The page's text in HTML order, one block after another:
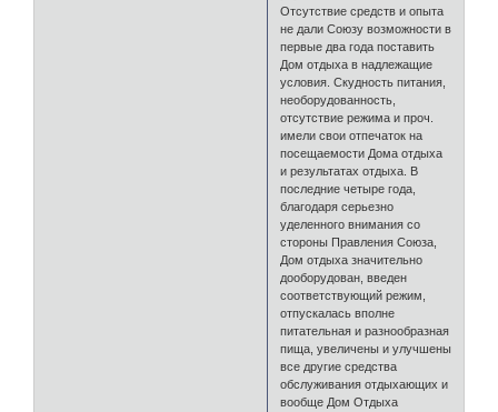
Отсутствие средств и опыта
не дали Союзу возможности в
первые два года поставить
Дом отдыха в надлежащие
условия. Скудность питания,
необорудованность,
отсутствие режима и проч.
имели свои отпечаток на
посещаемости Дома отдыха
и результатах отдыха. В
последние четыре года,
благодаря серьезно
уделенного внимания со
стороны Правления Союза,
Дом отдыха значительно
дооборудован, введен
соответствующий режим,
отпускалась вполне
питательная и разнообразная
пища, увеличены и улучшены
все другие средства
обслуживания отдыхающих и
вообще Дом Отдыха